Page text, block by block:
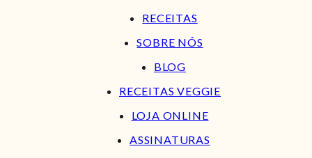
RECEITAS
SOBRE NÓS
BLOG
RECEITAS VEGGIE
LOJA ONLINE
ASSINATURAS